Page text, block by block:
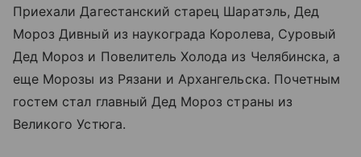
Приехали Дагестанский старец Шаратэль, Дед
Мороз Дивный из наукограда Королева, Суровый
Дед Мороз и Повелитель Холода из Челябинска, а
еще Морозы из Рязани и Архангельска. Почетным
гостем стал главный Дед Мороз страны из
Великого Устюга.